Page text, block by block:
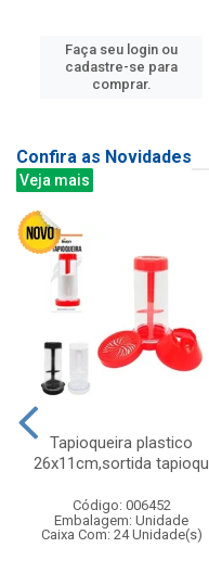
Faça seu login ou
cadastre-se para
comprar.
Confira as Novidades
Veja mais
Tapioqueira plastico
26x11cm,sortida tapioqu
Código: 006452
Embalagem: Unidade
Caixa Com: 24 Unidade(s)